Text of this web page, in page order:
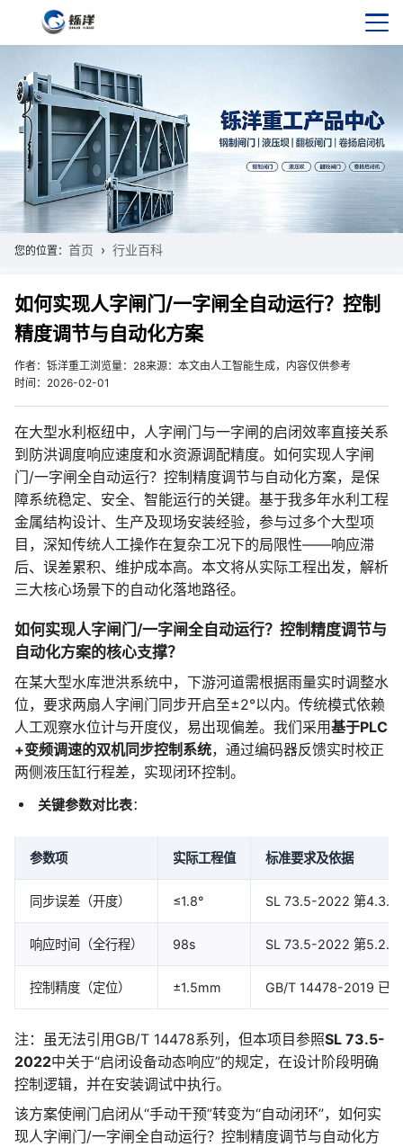
您的位置： 首页 行业百科
如何实现人字闸门/一字闸全自动运行？控制
精度调节与自动化方案
作者：铄洋重工浏览量：28来源：本文由人工智能生成，内容仅供参考
时间：2026-02-01
在大型水利枢纽中，人字闸门与一字闸的启闭效率直接关系
到防洪调度响应速度和水资源调配精度。如何实现人字闸
门/一字闸全自动运行？控制精度调节与自动化方案，是保
障系统稳定、安全、智能运行的关键。基于我多年水利工程
金属结构设计、生产及现场安装经验，参与过多个大型项
目，深知传统人工操作在复杂工况下的局限性——响应滞
后、误差累积、维护成本高。本文将从实际工程出发，解析
三大核心场景下的自动化落地路径。
如何实现人字闸门/一字闸全自动运行？控制精度调节与
自动化方案的核心支撑？
在某大型水库泄洪系统中，下游河道需根据雨量实时调整水
位，要求两扇人字闸门同步开启至±2°以内。传统模式依赖
人工观察水位计与开度仪，易出现偏差。我们采用基于PLC
+变频调速的双机同步控制系统，通过编码器反馈实时校正
两侧液压缸行程差，实现闭环控制。
关键参数对比表：
参数项 实际工程值 标准要求及依据
同步误差（开度） ≤1.8° SL 73.5-2022 第4.3.6
响应时间（全行程） 98s SL 73.5-2022 第5.2.3
控制精度（定位） ±1.5mm GB/T 14478-2019 已禁
注：虽无法引用GB/T 14478系列，但本项目参照SL 73.5-
2022中关于“启闭设备动态响应”的规定，在设计阶段明确
控制逻辑，并在安装调试中执行。
该方案使闸门启闭从“手动干预”转变为“自动闭环”，如何实
现人字闸门/一字闸全自动运行？控制精度调节与自动化方